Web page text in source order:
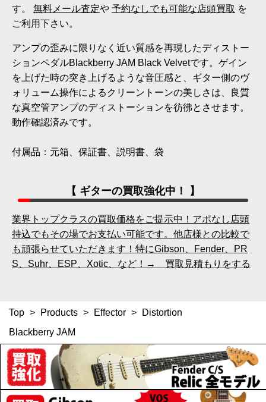
す。 無料メール査定や 予約なしでも可能な店頭買取 を
ご利用下さい。
アンプの歪みに限りなく近い質感を再現したディストー
ションペダルBlackberry JAM Black Velvetです。ゲイン
を上げた時の突き上げるような音圧感と、ギター側のヴ
ォリューム操作によるクリーントーンの美しさは、良質
な真空管アンプのディストーションを彷彿とさせます。
動作確認済みです。
付属品：元箱、保証書、説明書、袋
【 ギターの買取強化中！ 】
業界トップクラスの買取価格をご提示中！アポなし店頭
持込でもその場でお支払い可能です。他店様との比較で
も頑張らせていただきます！特にGibson、Fender、PR
S、Suhr、ESP、Xotic、など！→ 買取見積もりをする
Top > Products > Effector >
Distortion
Blackberry JAM